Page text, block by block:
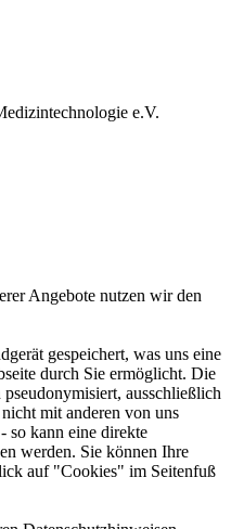
e.V.
Angebote nutzen wir den
gespeichert, was uns eine
durch Sie ermöglicht. Die
ausschließlich
mit anderen von uns
so kann eine direkte
werden. Sie können Ihre
auf "Cookies" im Seitenfuß